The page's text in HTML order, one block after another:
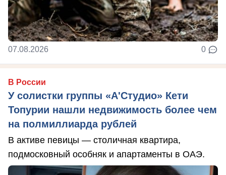
07.08.2026 0
В России
У солистки группы «А'Студио» Кети
Топурии нашли недвижимость более чем
на полмиллиарда рублей
В активе певицы — столичная квартира,
подмосковный особняк и апартаменты в ОАЭ.